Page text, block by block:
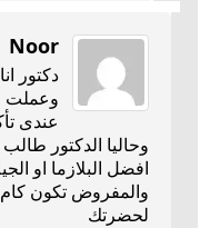
Noor
وعملت
عندى
وحاليا الدكتور طالب
افضل البلازما او
والمفروض تكون
لحضرتك